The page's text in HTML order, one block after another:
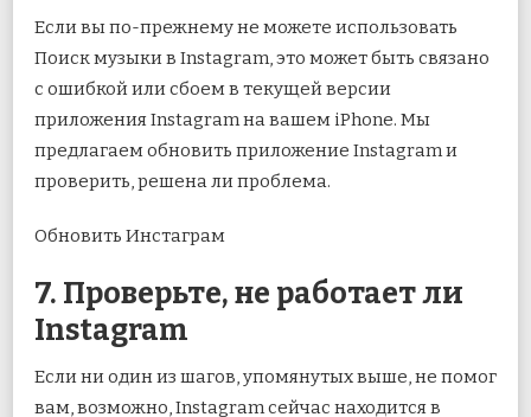
Если вы по-прежнему не можете использовать
Поиск музыки в Instagram, это может быть связано
с ошибкой или сбоем в текущей версии
приложения Instagram на вашем iPhone. Мы
предлагаем обновить приложение Instagram и
проверить, решена ли проблема.
Обновить Инстаграм
7. Проверьте, не работает ли
Instagram
Если ни один из шагов, упомянутых выше, не помог
вам, возможно, Instagram сейчас находится в